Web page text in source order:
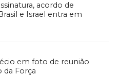
acordo de
e Israel entra em
em foto de reunião
da Força